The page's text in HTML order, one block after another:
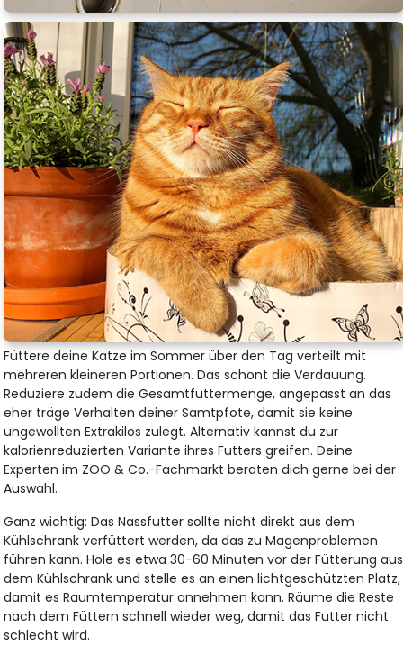
Füttere deine Katze im Sommer über den Tag verteilt mit
mehreren kleineren Portionen. Das schont die Verdauung.
Reduziere zudem die Gesamtfuttermenge, angepasst an das
eher träge Verhalten deiner Samtpfote, damit sie keine
ungewollten Extrakilos zulegt. Alternativ kannst du zur
kalorienreduzierten Variante ihres Futters greifen. Deine
Experten im ZOO & Co.-Fachmarkt beraten dich gerne bei der
Auswahl.
Ganz wichtig: Das Nassfutter sollte nicht direkt aus dem
Kühlschrank verfüttert werden, da das zu Magenproblemen
führen kann. Hole es etwa 30-60 Minuten vor der Fütterung aus
dem Kühlschrank und stelle es an einen lichtgeschützten Platz,
damit es Raumtemperatur annehmen kann. Räume die Reste
nach dem Füttern schnell wieder weg, damit das Futter nicht
schlecht wird.